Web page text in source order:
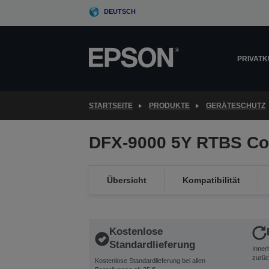
DEUTSCH
STARTSEITE PRODUKTE GERÄTESCHUTZ
DFX-9000 5Y RTBS
Übersicht Kompatibilität
Kostenlose
Standardlieferung
Kostenlose Standardlieferung bei allen